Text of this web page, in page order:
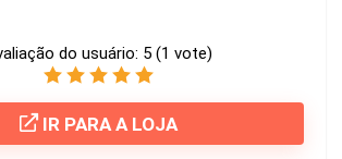
do usuário: 5 (1 vote)
IR PARA A LOJA